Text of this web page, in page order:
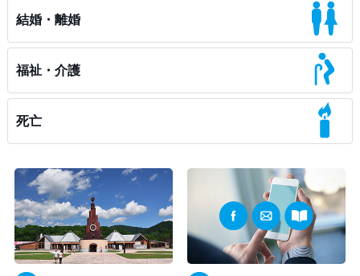
結婚・離婚
福祉・介護
死亡